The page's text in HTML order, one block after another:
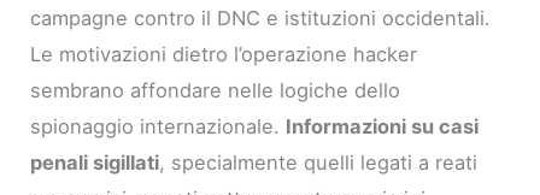
campagne contro il DNC e istituzioni occidentali.
Le motivazioni dietro l’operazione hacker
sembrano affondare nelle logiche dello
spionaggio internazionale. Informazioni su casi
penali sigillati, specialmente quelli legati a reati